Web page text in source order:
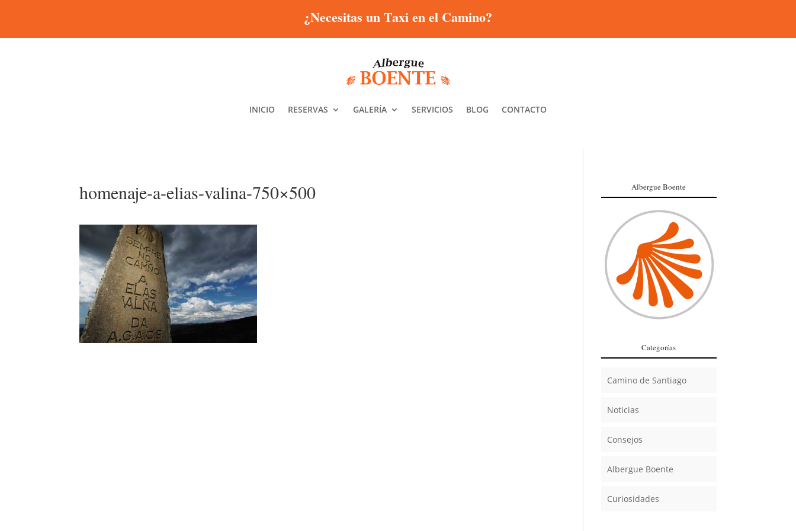
¿Necesitas un Taxi en el Camino?
INICIO RESERVAS GALERÍA SERVICIOS BLOG CONTACTO
homenaje-a-elias-valina-750×500 Albergue Boente
Categorías
Camino de Santiago
Noticias
Consejos
Albergue Boente
Curiosidades